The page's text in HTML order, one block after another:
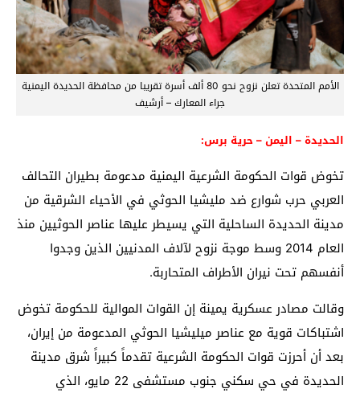
الأمم المتحدة تعلن نزوح نحو 80 ألف أسرة تقريبا من محافظة الحديدة اليمنية
جراء المعارك – أرشيف
الحديدة – اليمن – حرية برس:
تخوض قوات الحكومة الشرعية اليمنية مدعومة بطيران التحالف
العربي حرب شوارع ضد مليشيا الحوثي في الأحياء الشرقية من
مدينة الحديدة الساحلية التي يسيطر عليها عناصر الحوثيين منذ
العام 2014 وسط موجة نزوح لآلاف المدنيين الذين وجدوا
أنفسهم تحت نيران الأطراف المتحاربة.
وقالت مصادر عسكرية يمينة إن القوات الموالية للحكومة تخوض
اشتباكات قوية مع عناصر ميليشيا الحوثي المدعومة من إيران،
بعد أن أحرزت قوات الحكومة الشرعية تقدماً كبيراً شرق مدينة
الحديدة في حي سكني جنوب مستشفى 22 مايو، الذي